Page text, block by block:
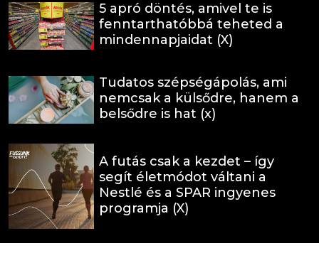
5 apró döntés, amivel te is
fenntarthatóbbá teheted a
mindennapjaidat (X)
Tudatos szépségápolás, ami
nemcsak a külsődre, hanem a
belsődre is hat (x)
A futás csak a kezdet – így
segít életmódot váltani a
Nestlé és a SPAR ingyenes
programja (X)